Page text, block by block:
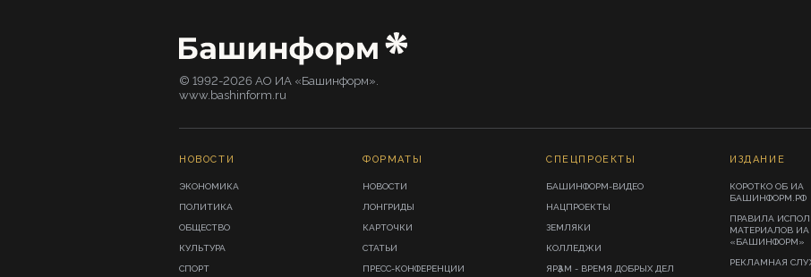
© 1992-2026 АО ИА «Башинформ».
www.bashinform.ru
НОВОСТИ
ЭКОНОМИКА
ПОЛИТИКА
ОБЩЕСТВО
КУЛЬТУРА
СПОРТ
ФОРМАТЫ
НОВОСТИ
ЛОНГРИДЫ
КАРТОЧКИ
СТАТЬИ
ПРЕСС-КОНФЕРЕНЦИИ
СПЕЦПРОЕКТЫ
БАШИНФОРМ-ВИДЕО
НАЦПРОЕКТЫ
ЗЕМЛЯКИ
КОЛЛЕДЖИ
ЯРҘАМ - ВРЕМЯ ДОБРЫХ ДЕЛ
ИЗДАНИЕ
КОРОТКО ОБ ИА
БАШИНФОРМ.РФ
ПРАВИЛА
МАТЕРИАЛОВ ИА
«БАШИНФОРМ»
РЕКЛАМНАЯ